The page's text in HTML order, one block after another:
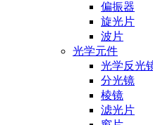
偏振器
旋光片
波片
光学元件
光学反光
分光镜
棱镜
滤光片